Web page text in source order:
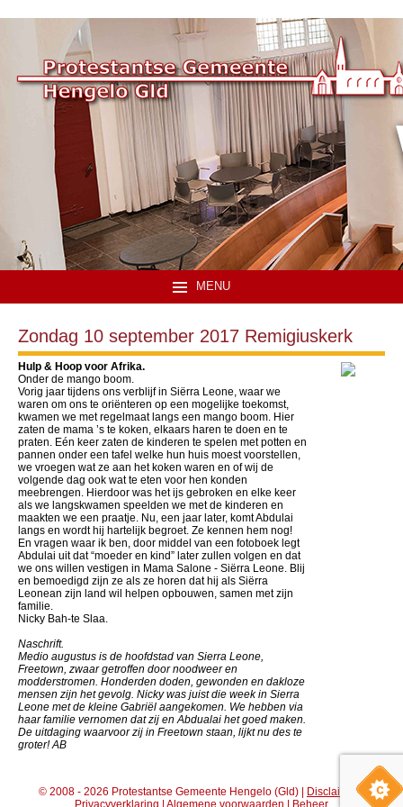
MENU
Zondag 10 september 2017 Remigiuskerk
Hulp & Hoop voor Afrika.
Onder de mango boom.
Vorig jaar tijdens ons verblijf in Siërra Leone, waar we
waren om ons te oriënteren op een mogelijke toekomst,
kwamen we met regelmaat langs een mango boom. Hier
zaten de mama ’s te koken, elkaars haren te doen en te
praten. Eén keer zaten de kinderen te spelen met potten en
pannen onder een tafel welke hun huis moest voorstellen,
we vroegen wat ze aan het koken waren en of wij de
volgende dag ook wat te eten voor hen konden
meebrengen. Hierdoor was het ijs gebroken en elke keer
als we langskwamen speelden we met de kinderen en
maakten we een praatje. Nu, een jaar later, komt Abdulai
langs en wordt hij hartelijk begroet. Ze kennen hem nog!
En vragen waar ik ben, door middel van een fotoboek legt
Abdulai uit dat “moeder en kind” later zullen volgen en dat
we ons willen vestigen in Mama Salone - Siërra Leone. Blij
en bemoedigd zijn ze als ze horen dat hij als Siërra
Leonean zijn land wil helpen opbouwen, samen met zijn
familie.
Nicky Bah-te Slaa.
Naschrift.
Medio augustus is de hoofdstad van Sierra Leone,
Freetown, zwaar getroffen door noodweer en
modderstromen. Honderden doden, gewonden en dakloze
mensen zijn het gevolg. Nicky was juist die week in Sierra
Leone met de kleine Gabriël aangekomen. We hebben via
haar familie vernomen dat zij en Abdualai het goed maken.
De uitdaging waarvoor zij in Freetown staan, lijkt nu des te
groter! AB
© 2008 - 2026 Protestantse Gemeente Hengelo (Gld) | Disclaimer|
Privacyverklaring | Algemene voorwaarden | Beheer